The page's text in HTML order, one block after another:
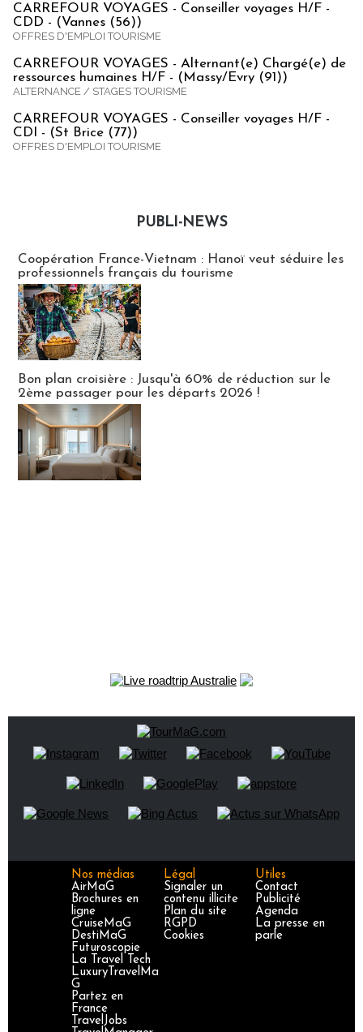
CARREFOUR VOYAGES - Conseiller voyages H/F -
CDD - (Vannes (56))
OFFRES D'EMPLOI TOURISME
CARREFOUR VOYAGES - Alternant(e) Chargé(e) de
ressources humaines H/F - (Massy/Evry (91))
ALTERNANCE / STAGES TOURISME
CARREFOUR VOYAGES - Conseiller voyages H/F -
CDI - (St Brice (77))
OFFRES D'EMPLOI TOURISME
PUBLI-NEWS
Coopération France-Vietnam : Hanoï veut séduire les
professionnels français du tourisme
Bon plan croisière : Jusqu'à 60% de réduction sur le
2ème passager pour les départs 2026 !
Nos médias
AirMaG
Brochures en
ligne
CruiseMaG
DestiMaG
Futuroscopie
La Travel Tech
LuxuryTravelMa
G
Partez en
France
TravelJobs
Légal
Signaler un
contenu illicite
Plan du site
RGPD
Cookies
Utiles
Contact
Publicité
Agenda
La presse en
parle